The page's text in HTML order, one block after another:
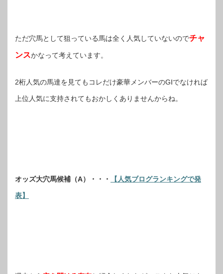
ただ穴馬として狙っている馬は全く人気していないのでチャ
ンスかなって考えています。
2桁人気の馬達を見てもコレだけ豪華メンバーのGⅠでなければ
上位人気に支持されてもおかしくありませんからね。
オッズ大穴馬候補（A）・・・ 【人気ブログランキングで発
表】